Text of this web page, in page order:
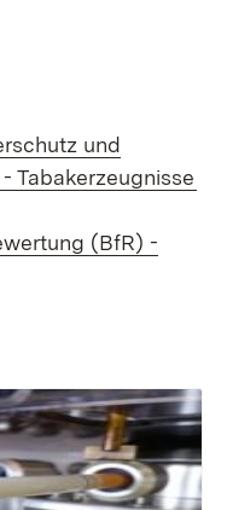
und
Tabakerzeugnisse
(BfR) -